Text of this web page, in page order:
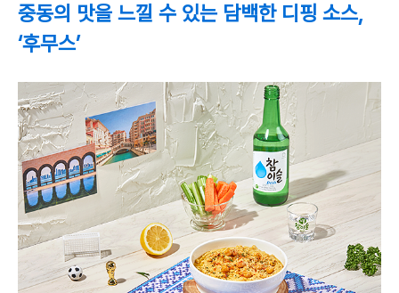
중동의 맛을 느낄 수 있는 담백한 디핑 소스,
‘후무스’